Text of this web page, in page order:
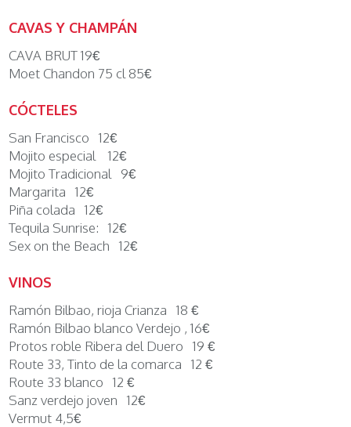
CAVAS Y CHAMPÁN
CAVA BRUT 19€
Moet Chandon 75 cl 85€
CÓCTELES
San Francisco 12€
Mojito especial 12€
Mojito Tradicional 9€
Margarita 12€
Piña colada 12€
Tequila Sunrise: 12€
Sex on the Beach 12€
VINOS
Ramón Bilbao, rioja Crianza 18 €
Ramón Bilbao blanco Verdejo , 16€
Protos roble Ribera del Duero 19 €
Route 33, Tinto de la comarca 12 €
Route 33 blanco 12 €
Sanz verdejo joven 12€
Vermut 4,5€